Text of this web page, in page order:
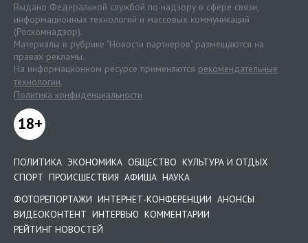
Выдано Федеральной службой по надзору в сфере связи,
информационных технологий и массовых коммуникаций
(Роскомнадзор).
Материалы в рубрике "Новости партнеров" размещаются на
правах рекламы.
На информационном ресурсе применяются рекомендательные
технологии.
Политика конфиденциальности
18+
ПОЛИТИКА ЭКОНОМИКА ОБЩЕСТВО КУЛЬТУРА И ОТДЫХ
СПОРТ ПРОИСШЕСТВИЯ АФИША НАУКА
ФОТОРЕПОРТАЖИ ИНТЕРНЕТ-КОНФЕРЕНЦИИ АНОНСЫ
ВИДЕОКОНТЕНТ ИНТЕРВЬЮ КОММЕНТАРИИ
РЕЙТИНГ НОВОСТЕЙ